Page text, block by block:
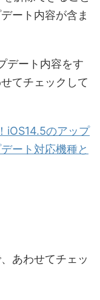
ート内容が含ま
デート内容をす
てチェックして
iOS14.5のアップ
ート対応機種と
あわせてチェッ